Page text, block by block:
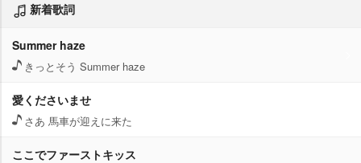
新着歌詞
Summer haze
きっとそう Summer haze
愛くださいませ
さあ 馬車が迎えに来た
ここでファーストキッス